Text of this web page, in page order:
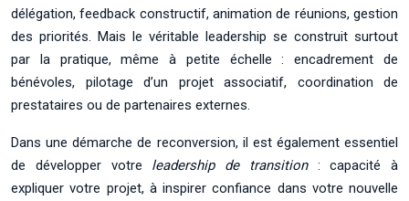
délégation, feedback constructif, animation de réunions, gestion
des priorités. Mais le véritable leadership se construit surtout
par la pratique, même à petite échelle : encadrement de
bénévoles, pilotage d’un projet associatif, coordination de
prestataires ou de partenaires externes.
Dans une démarche de reconversion, il est également essentiel
de développer votre leadership de transition: capacité à
expliquer votre projet, à inspirer confiance dans votre nouvelle